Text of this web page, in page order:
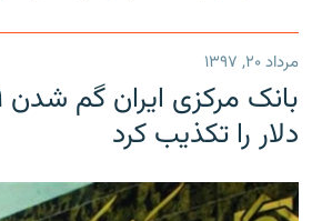
مرداد ۲۰, ۱۳۹۷
دلار را تکذیب کرد